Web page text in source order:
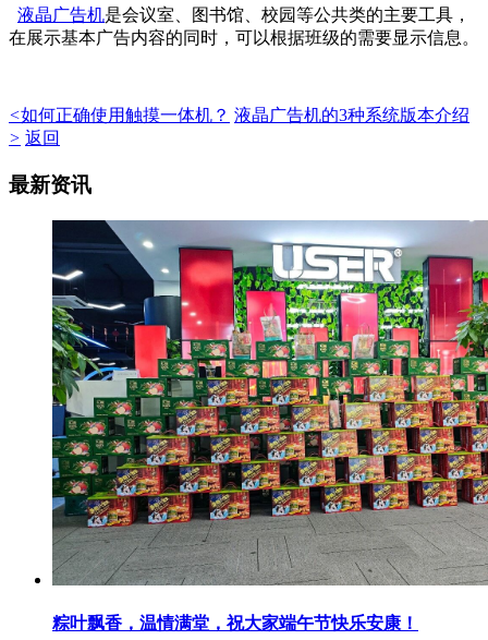
液晶广告机是会议室、图书馆、校园等公共类的主要工具，
在展示基本广告内容的同时，可以根据班级的需要显示信息。
<如何正确使用触摸一体机？ 液晶广告机的3种系统版本介绍
> 返回
最新资讯
粽叶飘香，温情满堂，祝大家端午节快乐安康！